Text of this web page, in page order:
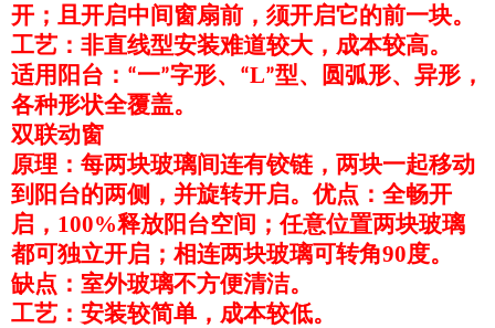
开；且开启中间窗扇前，须开启它的前一块。
工艺：非直线型安装难道较大，成本较高。
适用阳台： “一”字形、 “L”型、圆弧形、异形，
各种形状全覆盖。
双联动窗
原理：每两块玻璃间连有铰链，两块一起移动
到阳台的两侧，并旋转开启。优点：全畅开
启，100%释放阳台空间；任意位置两块玻璃
都可独立开启；相连两块玻璃可转角90度。
缺点：室外玻璃不方便清洁。
工艺：安装较简单，成本较低。